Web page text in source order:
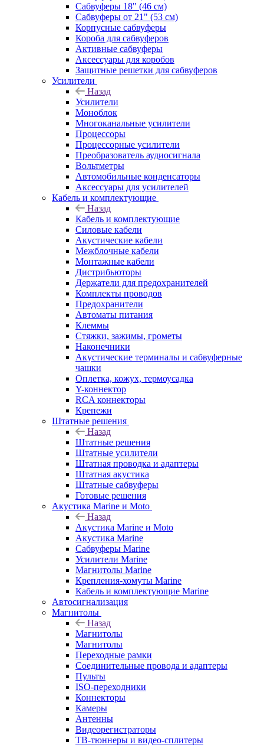
Сабвуферы 18" (46 см)
Сабвуферы от 21" (53 см)
Корпусные сабвуферы
Короба для сабвуферов
Активные сабвуферы
Аксессуары для коробов
Защитные решетки для сабвуферов
Усилители
Назад
Усилители
Моноблок
Многоканальные усилители
Процессоры
Процессорные усилители
Преобразователь аудиосигнала
Вольтметры
Автомобильные конденсаторы
Аксессуары для усилителей
Кабель и комплектующие
Назад
Кабель и комплектующие
Силовые кабели
Акустические кабели
Межблочные кабели
Монтажные кабели
Дистрибьюторы
Держатели для предохранителей
Комплекты проводов
Предохранители
Автоматы питания
Клеммы
Стяжки, зажимы, грометы
Наконечники
Акустические терминалы и сабвуферные
чашки
Оплетка, кожух, термоусадка
Y-коннектор
RCA коннекторы
Крепежи
Штатные решения
Назад
Штатные решения
Штатные усилители
Штатная проводка и адаптеры
Штатная акустика
Штатные сабвуферы
Готовые решения
Акустика Marine и Moto
Назад
Акустика Marine и Moto
Акустика Marine
Сабвуферы Marine
Усилители Marine
Магнитолы Marine
Крепления-хомуты Marine
Кабель и комплектующие Marine
Автосигнализация
Магнитолы
Назад
Магнитолы
Магнитолы
Переходные рамки
Соединительные провода и адаптеры
Пульты
ISO-переходники
Коннекторы
Камеры
Антенны
Видеорегистраторы
ТВ-тюннеры и видео-сплитеры